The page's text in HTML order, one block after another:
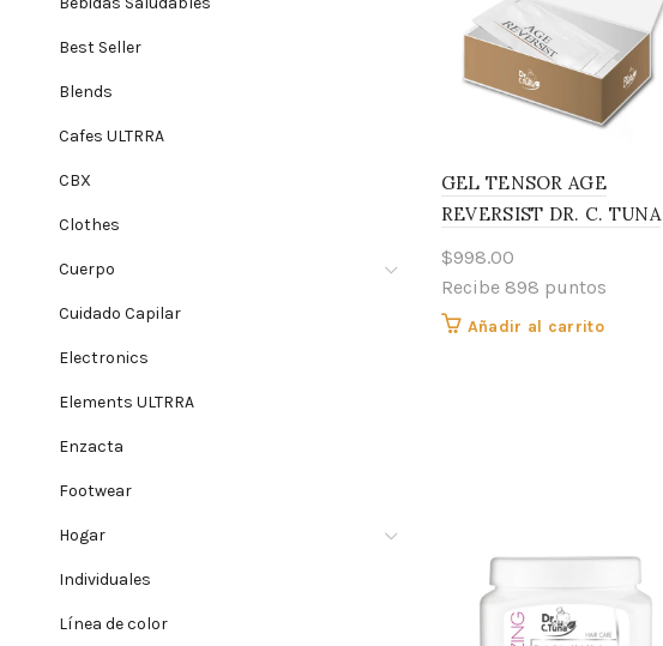
GEL TENSOR AGE
REVERSIST DR. C. TUNA
$998.00
Recibe 898 puntos
Añadir al carrito
Best Seller
Blends
Cafes ULTRRA
CBX
Clothes
Cuerpo
Cuidado Capilar
Electronics
Elements ULTRRA
Enzacta
Footwear
Hogar
Individuales
Línea de color